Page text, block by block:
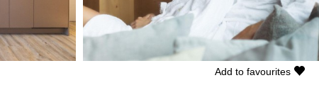
Add to favourites